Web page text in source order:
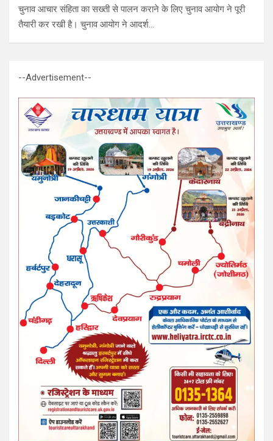
चुनाव आचार संहिता का सख्ती से पालन कराने के लिए चुनाव आयोग ने पूरी
तैयारी कर रखी है। चुनाव आयोग ने आदर्श…
--Advertisement--